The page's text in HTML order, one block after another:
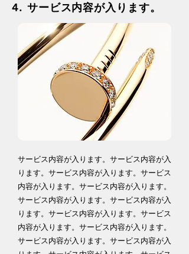
4. ​サービス内容が入ります。
​​サービス内容が入ります。​サービス内容が入
ります。​サービス内容が入ります。​サービス
内容が入ります。​サービス内容が入ります。​
サービス内容が入ります。​サービス内容が入
ります。​サービス内容が入ります。​サービス
内容が入ります。​サービス内容が入ります。​
サービス内容が入ります。​サービス内容が入